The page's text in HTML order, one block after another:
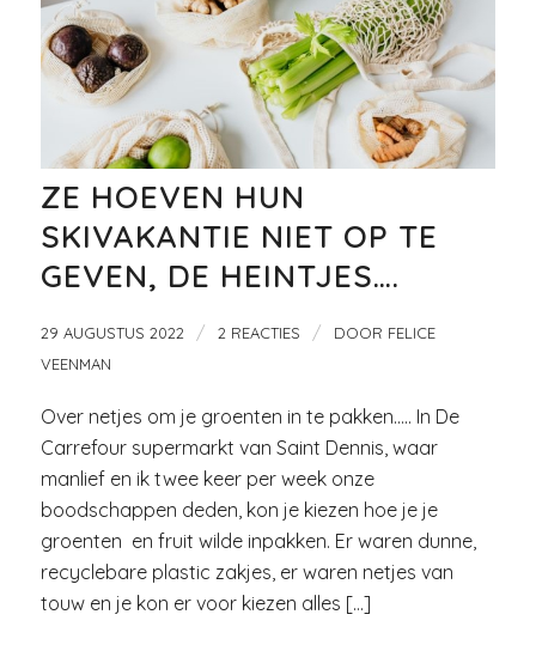
ZE HOEVEN HUN
SKIVAKANTIE NIET OP TE
GEVEN, DE HEINTJES….
29 AUGUSTUS 2022 / 2 REACTIES / DOOR FELICE
VEENMAN
Over netjes om je groenten in te pakken….. In De
Carrefour supermarkt van Saint Dennis, waar
manlief en ik twee keer per week onze
boodschappen deden, kon je kiezen hoe je je
groenten en fruit wilde inpakken. Er waren dunne,
recyclebare plastic zakjes, er waren netjes van
touw en je kon er voor kiezen alles […]